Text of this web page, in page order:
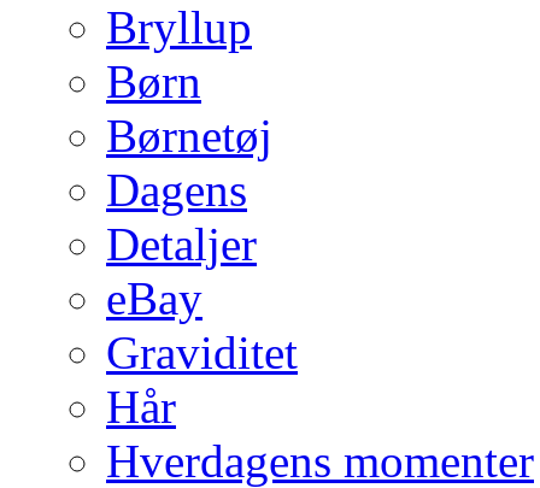
Bryllup
Børn
Børnetøj
Dagens
Detaljer
eBay
Graviditet
Hår
Hverdagens momenter